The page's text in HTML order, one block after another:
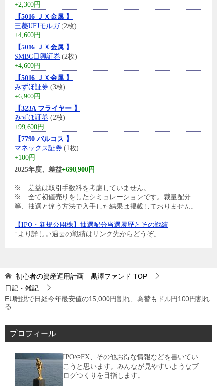
+2,300円
【5016 ＪＸ金属 】
三菱UFJモルガ(2枚)
+4,600円
【5016 ＪＸ金属 】
SMBC日興証券 (2枚)
+4,600円
【5016 ＪＸ金属 】
みずほ証券 (3枚)
+6,900円
【323A フライヤー 】
みずほ証券 (2枚)
+99,600円
【7790 バルコス 】
マネックス証券 (1枚)
+100円
2025年度、差益+698,900円
※ 差益は取引手数料を考慮していません。
※ 全て初値売りをしたシミュレーションです。裁量配分
等、抽選と違う方法で入手した結果は掲載しておりません。
【IPO・新規公開株】抽選配分当選履歴とその戦績
↑より詳しい過去の戦績はリンク先からどうぞ。
初心者の資産運用計画 黒澤ファンド TOP
日記・雑記
EU離脱で日経今年最安値の15,000円割れ、為替もドル円100円割れ
る
プロフィール
IPOやFX、その他お得な情報などを書いてい
こうと思います。みんなが見やすいようなブ
ログつくりを目指します。